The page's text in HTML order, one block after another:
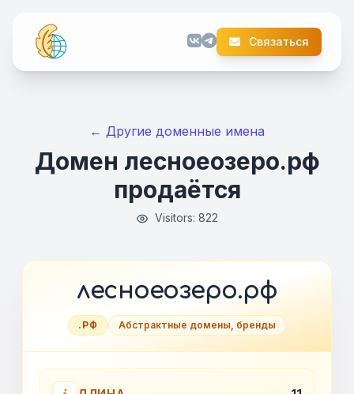
Связаться
← Другие доменные имена
Домен лесноеозеро.рф
продаётся
Visitors: 822
лесноеозеро.рф
.РФ Абстрактные домены, бренды